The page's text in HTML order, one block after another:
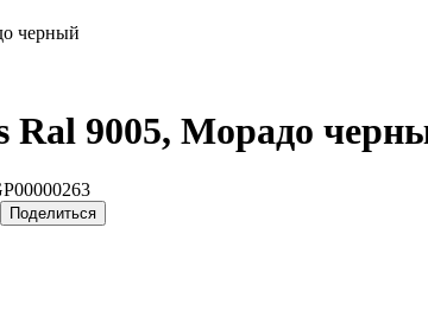
черный
Ral 9005, Морадо
Поделиться